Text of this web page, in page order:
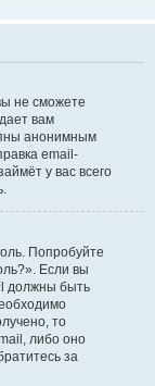
не сможете
вам
анонимным
email-
у вас всего
Попробуйте
Если вы
должны быть
то
либо оно
за